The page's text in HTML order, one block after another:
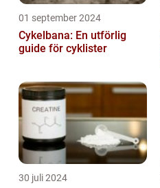
01 september 2024
Cykelbana: En utförlig
guide för cyklister
30 juli 2024